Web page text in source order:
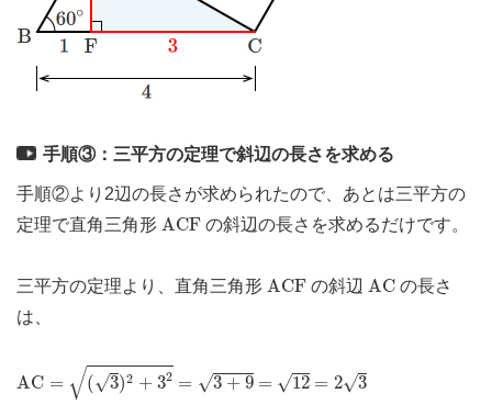
手順③：三平方の定理で斜辺の長さを求める
手順②より2辺の長さが求められたので、あとは三平方の
定理で直角三角形 ACF
A CF の斜辺の長さを求めるだけです。
三平方の定理より、直角三角形 ACF
A CF の斜辺 AC
A C の長さ
は、
AC = √(√3)2 + 32 = √3 + 9
2+32=3+9
= √12 = 2√3
23